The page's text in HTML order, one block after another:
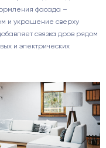
фасада –
и украшение сверху
связка дров рядом
и электрических